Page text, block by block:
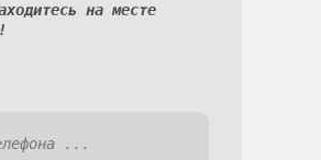
на месте